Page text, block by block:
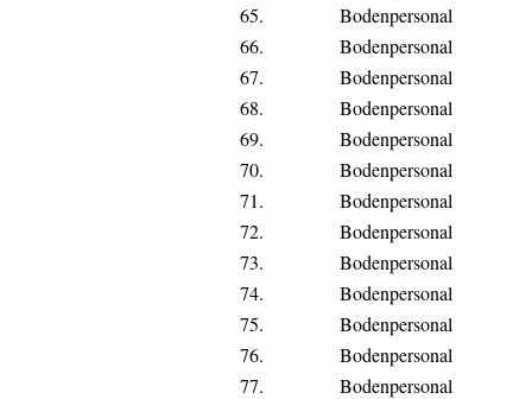
65.
Bodenpersonal
66.
Bodenpersonal
67.
Bodenpersonal
68.
Bodenpersonal
69.
Bodenpersonal
70.
Bodenpersonal
71.
Bodenpersonal
72.
Bodenpersonal
73.
Bodenpersonal
74.
Bodenpersonal
75.
Bodenpersonal
76.
Bodenpersonal
77.
Bodenpersonal